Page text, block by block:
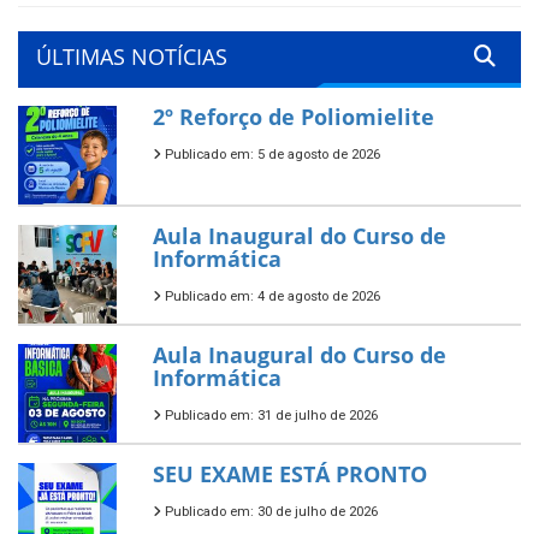
ÚLTIMAS NOTÍCIAS
2º Reforço de Poliomielite
Publicado em: 5 de agosto de 2026
Aula Inaugural do Curso de
Informática
Publicado em: 4 de agosto de 2026
Aula Inaugural do Curso de
Informática
Publicado em: 31 de julho de 2026
SEU EXAME ESTÁ PRONTO
Publicado em: 30 de julho de 2026